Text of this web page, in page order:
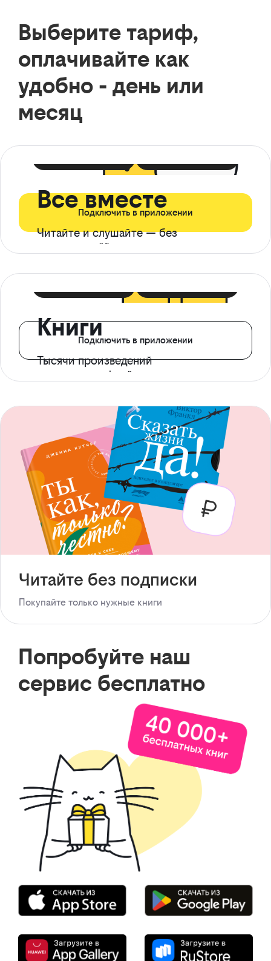
Выберите тариф,
оплачивайте как
удобно - день или
месяц
Все вместе
Читайте и слушайте — без
ограничений*
Подключить в приложении
Книги
Тысячи произведений
с доступом офлайн
Подключить в приложении
Читайте без подписки
Покупайте только нужные книги
Попробуйте наш
сервис бесплатно